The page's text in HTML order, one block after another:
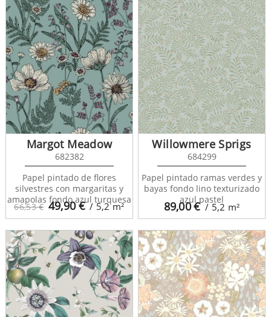
66,53 € 49,90€ / 5,2m²
Margot Meadow
682382
Papel pintado de flores
silvestres con margaritas y
amapolas fondo azul turquesa
89,00€ / 5,2 m²
Willowmere Sprigs
684299
Papel pintado ramas verdes y
bayas fondo lino texturizado
azul pastel